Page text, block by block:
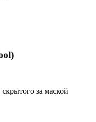
за маской